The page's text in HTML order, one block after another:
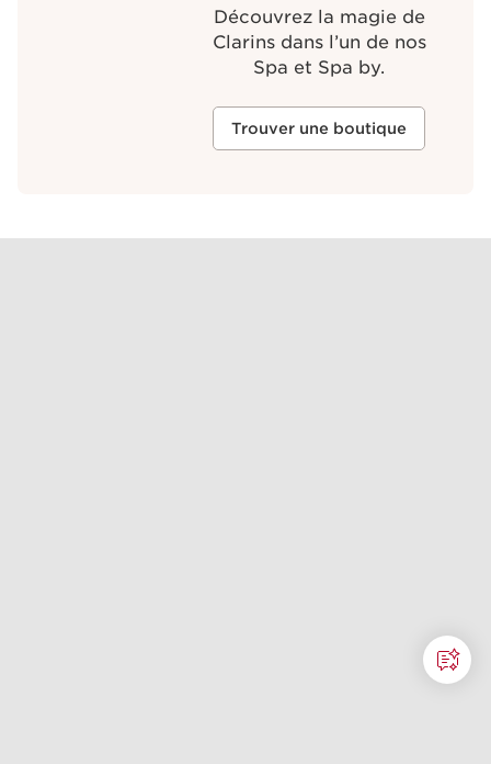
Découvrez la magie de
Clarins dans l’un de nos
Spa et Spa by.
Trouver une boutique